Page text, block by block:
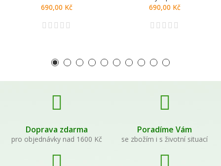
690,00 Kč
690,00 Kč
Doprava zdarma
pro objednávky nad 1600 Kč
Poradíme Vám
se zbožím i s životní situací